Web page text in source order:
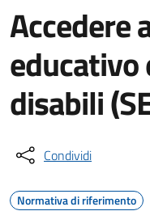
Accedere
disabili
Condividi
Normativa di riferimento